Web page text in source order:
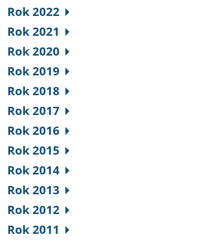
Rok 2022
Rok 2021
Rok 2020
Rok 2019
Rok 2018
Rok 2017
Rok 2016
Rok 2015
Rok 2014
Rok 2013
Rok 2012
Rok 2011